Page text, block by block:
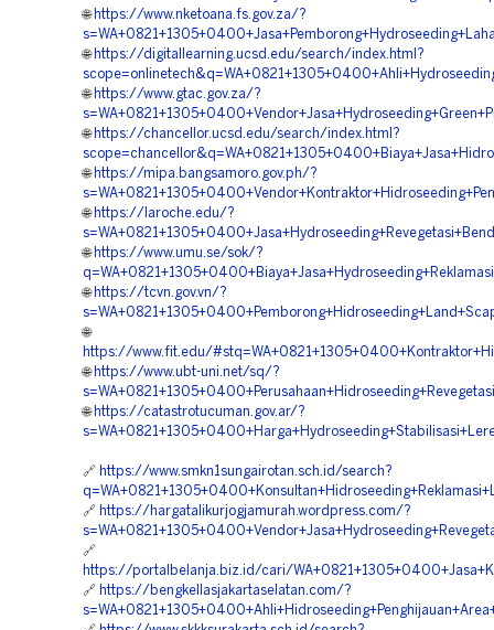
🌐 https://www.nketoana.fs.gov.za/?
🌐 https://digitallearning.ucsd.edu/search/index.html?
🌐 https://www.gtac.gov.za/?
🌐 https://chancellor.ucsd.edu/search/index.html?
🌐 https://mipa.bangsamoro.gov.ph/?
🌐 https://laroche.edu/?
🌐 https://www.umu.se/sok/?
🌐 https://tcvn.gov.vn/?
🌐
https://www.fit.edu/
🌐 https://www.ubt-uni.net/sq/?
🌐 https://catastrotucuman.gov.ar/?
🔗 https://www.smkn1sungairotan.sch.id/search?
🔗 https://hargatalikurjogjamurah.wordpress.com/?
🔗
https://portalbelanja.biz.id/cari/
🔗 https://bengkellasjakartaselatan.com/?